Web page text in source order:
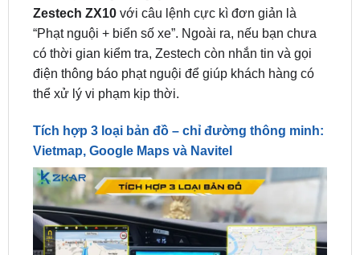
có thời gian kiểm tra, Zestech còn nhắn tin và gọi
điện thông báo phạt nguội để giúp khách hàng có
thể xử lý vi phạm kịp thời.
Tích hợp 3 loại bản đồ – chỉ đường thông minh: